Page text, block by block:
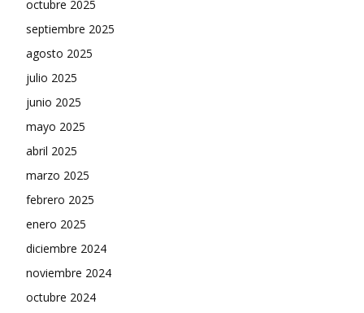
octubre 2025
septiembre 2025
agosto 2025
julio 2025
junio 2025
mayo 2025
abril 2025
marzo 2025
febrero 2025
enero 2025
diciembre 2024
noviembre 2024
octubre 2024